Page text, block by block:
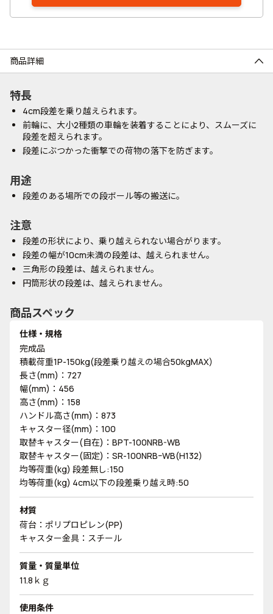
商品詳細
特長
4cm段差を乗り越えられます。
前輪に、大小2種類の車輪を装着することにより、スムーズに
段差を超えられます。
段差にぶつかった衝撃での荷物の落下を防ぎます。
用途
段差のある場所での段ボール等の搬送に。
注意
段差の形状により、乗り越えられない場合がります。
段差の幅が10cm未満の段差は、越えられません。
三角形の段差は、越えられません。
円筒形状の段差は、越えられません。
商品スペック
仕様・規格
完成品
積載荷重1P-150kg(段差乗り越えの場合50kgMAX)
長さ(mm)：727
幅(mm)：456
高さ(mm)：158
ハンドル高さ(mm)：873
キャスター径(mm)：100
取替キャスター(自在)：BPT-100NRB-WB
取替キャスター(固定)：SR-100NRBｰWB(H132)
均等荷重(kg) 段差無し:150
均等荷重(kg) 4cm以下の段差乗り越え時:50
材質
荷台：ポリプロピレン(PP)
キャスター金具：スチール
質量・質量単位
11.8ｋｇ
使用条件